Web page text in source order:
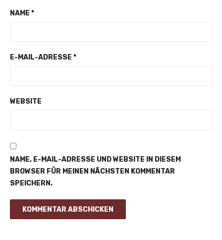
NAME *
E-MAIL-ADRESSE *
WEBSITE
NAME, E-MAIL-ADRESSE UND WEBSITE IN DIESEM
BROWSER FÜR MEINEN NÄCHSTEN KOMMENTAR
SPEICHERN.